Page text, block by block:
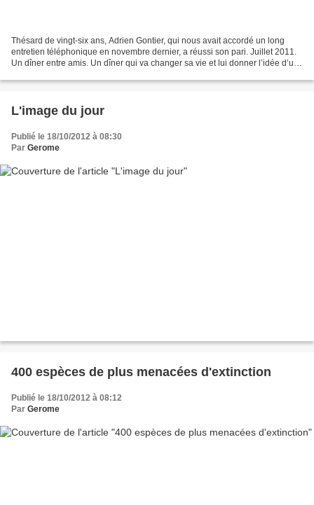
Thésard de vingt-six ans, Adrien Gontier, qui nous avait accordé un long
entretien téléphonique en novembre dernier, a réussi son pari. Juillet 2011.
Un dîner entre amis. Un dîner qui va changer sa vie et lui donner l’idée d’un
L'image du jour
Publié le 18/10/2012 à 08:30
Par Gerome
400 espèces de plus menacées d'extinction
Publié le 18/10/2012 à 08:12
Par Gerome